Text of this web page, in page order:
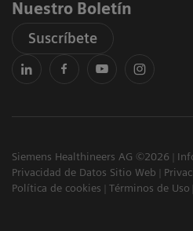
Nuestro Boletín
Suscríbete
Siemens Healthineers AG ©2026
Privacidad de Datos Sitio Web
Política de cookies
Términos de Uso